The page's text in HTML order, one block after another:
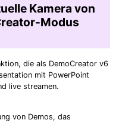
Kamera von
Modus
die als DemoCreator v6
mit PowerPoint
live streamen.
von Demos, das